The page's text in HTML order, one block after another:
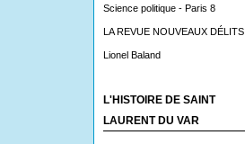
Science politique - Paris 8
LA REVUE NOUVEAUX DÉLITS
Lionel Baland
L'HISTOIRE DE SAINT
LAURENT DU VAR